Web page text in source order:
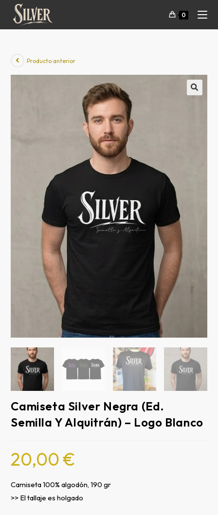
0
Producto anterior
Camiseta Silver Negra (Ed.
Semilla Y Alquitrán) – Logo Blanco
20,00€
Camiseta 100% algodón, 190 gr
>> El tallaje es holgado